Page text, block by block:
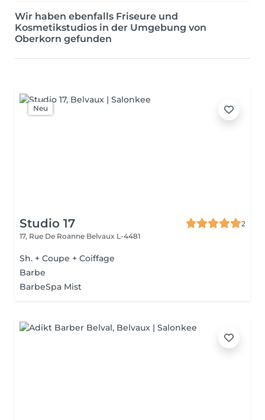
Wir haben ebenfalls Friseure und
Kosmetikstudios in der Umgebung von
Oberkorn gefunden
Neu
Studio 17
2
17, Rue De Roanne Belvaux L-4481
Sh. + Coupe + Coiffage
Barbe
BarbeSpa Mist